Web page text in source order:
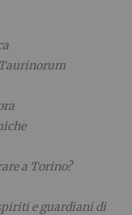
a Torino?
e guardiani di